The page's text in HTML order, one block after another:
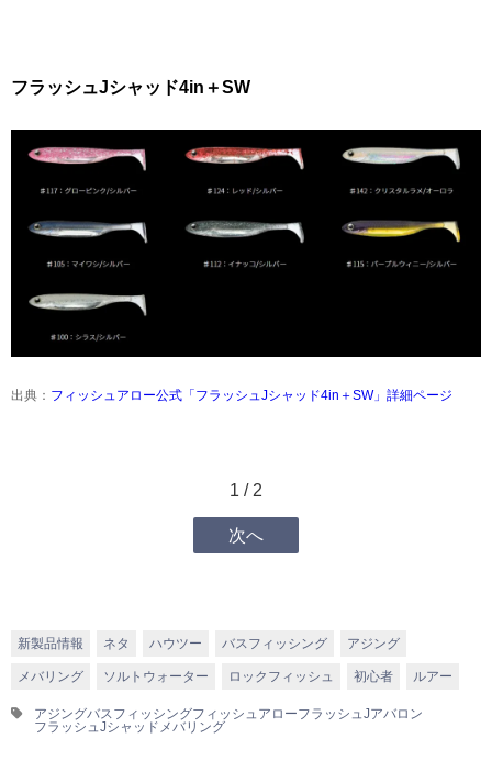
フラッシュJシャッド4in＋SW
出典： フィッシュアロー公式「フラッシュJシャッド4in＋SW」詳細ページ
1 / 2
次へ
新製品情報 ネタ ハウツー バスフィッシング アジング
メバリング ソルトウォーター ロックフィッシュ 初心者 ルアー
アジングバスフィッシングフィッシュアローフラッシュJアバロン
フラッシュJシャッド メバリング